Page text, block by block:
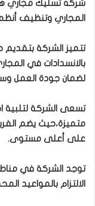
شركه تسليك
المجاري وتنظيف
تتميز الشركة
بالانسدادات في
لضمان جودة العمل
تسعى الشركة لتلبية
متميزة،حيث يضم
على أعلى مستوى.
توجد الشركة في
الالتزام بالمواعيد